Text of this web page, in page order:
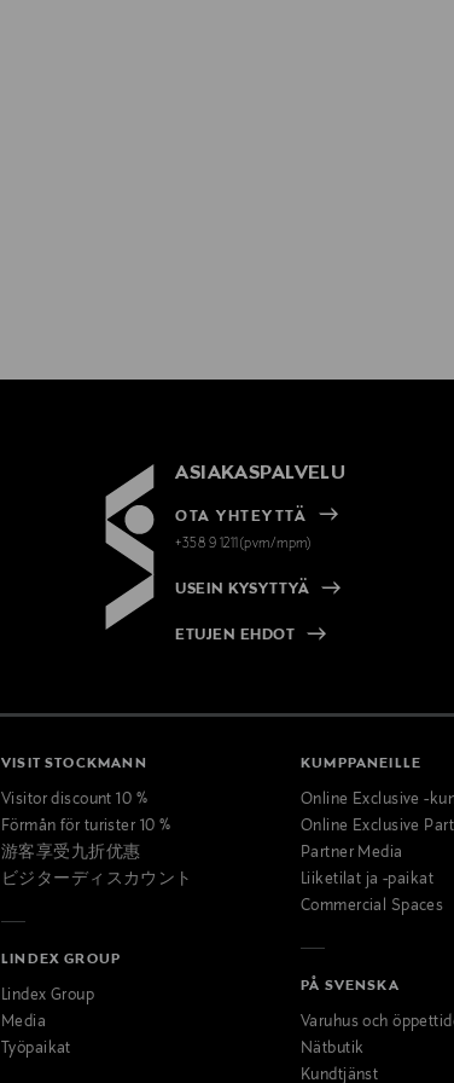
ASIAKASPALVELU
OTA YHTEYTTÄ
+358 9 1211(pvm/mpm)
USEIN KYSYTTYÄ
ETUJEN EHDOT
VISIT STOCKMANN
Visitor discount 10 %
Förmån för turister 10 %
游客享受九折优惠
ビジターディスカウント
LINDEX GROUP
Lindex Group
Media
Työpaikat
KUMPPANEILLE
Online Exclusive -
Online Exclusive
Partner Media
Liiketilat ja -paikat
Commercial Spaces
PÅ SVENSKA
Varuhus och
Nätbutik
Kundtjänst